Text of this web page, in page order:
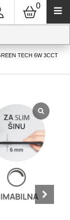
0
TECH 6W 3CCT